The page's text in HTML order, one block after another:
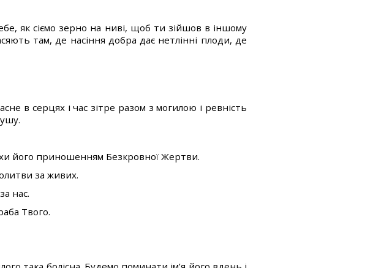
як сіємо зерно на ниві, щоб ти зійшов в іншому
там, де насіння добра дає нетлінні плоди, де
в серцях і час зітре разом з могилою і ревність
його приношенням Безкровної Жертви.
за живих.
нас.
Твого.